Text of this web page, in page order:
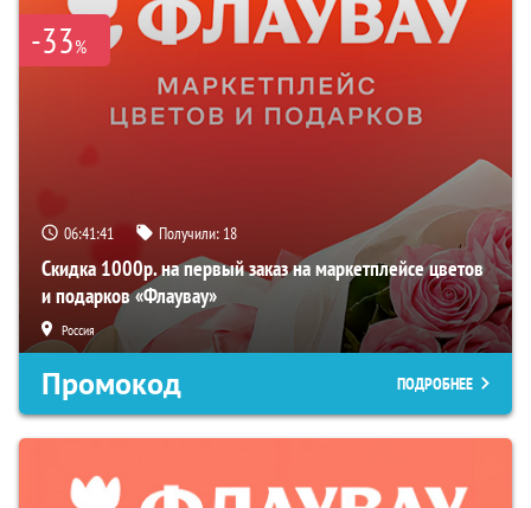
-33%
06:41:40 Получили: 18
Скидка 1000р. на первый заказ на маркетплейсе цветов
и подарков «Флаувау»
Россия
Промокод ПОДРОБНЕЕ